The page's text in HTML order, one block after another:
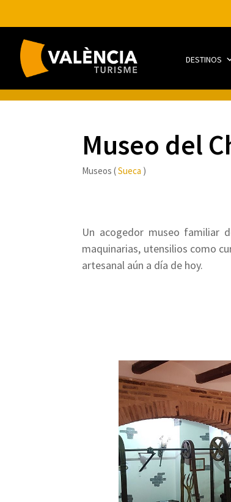
DESTINOS
Museo del
Museos (Sueca )
Un acogedor museo familiar
maquinarias, utensilios como
artesanal aún a día de hoy.